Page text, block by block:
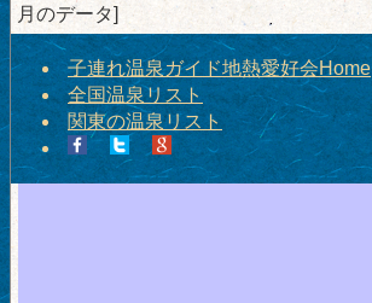
月のデータ]
子連れ温泉ガイド地熱愛好会Home
全国温泉リスト
関東の温泉リスト